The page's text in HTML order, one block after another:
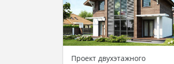
Проект двухэтажного